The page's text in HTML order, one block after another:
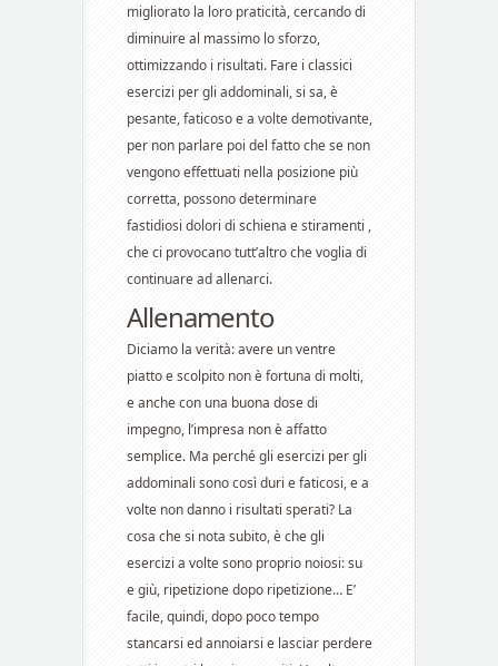
migliorato la loro praticità, cercando di
diminuire al massimo lo sforzo,
ottimizzando i risultati. Fare i classici
esercizi per gli addominali, si sa, è
pesante, faticoso e a volte demotivante,
per non parlare poi del fatto che se non
vengono effettuati nella posizione più
corretta, possono determinare
fastidiosi dolori di schiena e stiramenti ,
che ci provocano tutt’altro che voglia di
continuare ad allenarci.
Allenamento
Diciamo la verità: avere un ventre
piatto e scolpito non è fortuna di molti,
e anche con una buona dose di
impegno, l’impresa non è affatto
semplice. Ma perché gli esercizi per gli
addominali sono così duri e faticosi, e a
volte non danno i risultati sperati? La
cosa che si nota subito, è che gli
esercizi a volte sono proprio noiosi: su
e giù, ripetizione dopo ripetizione… E’
facile, quindi, dopo poco tempo
stancarsi ed annoiarsi e lasciar perdere